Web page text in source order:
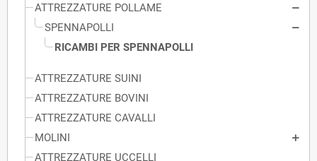
ATTREZZATURE POLLAME
SPENNAPOLLI
RICAMBI PER SPENNAPOLLI
ATTREZZATURE SUINI
ATTREZZATURE BOVINI
ATTREZZATURE CAVALLI
MOLINI
ATTREZZATURE UCCELLI